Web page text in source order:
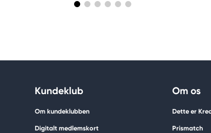
Kundeklub
Om kundeklubben
Digitalt medlemskort
Om os
Dette er
Prismatch